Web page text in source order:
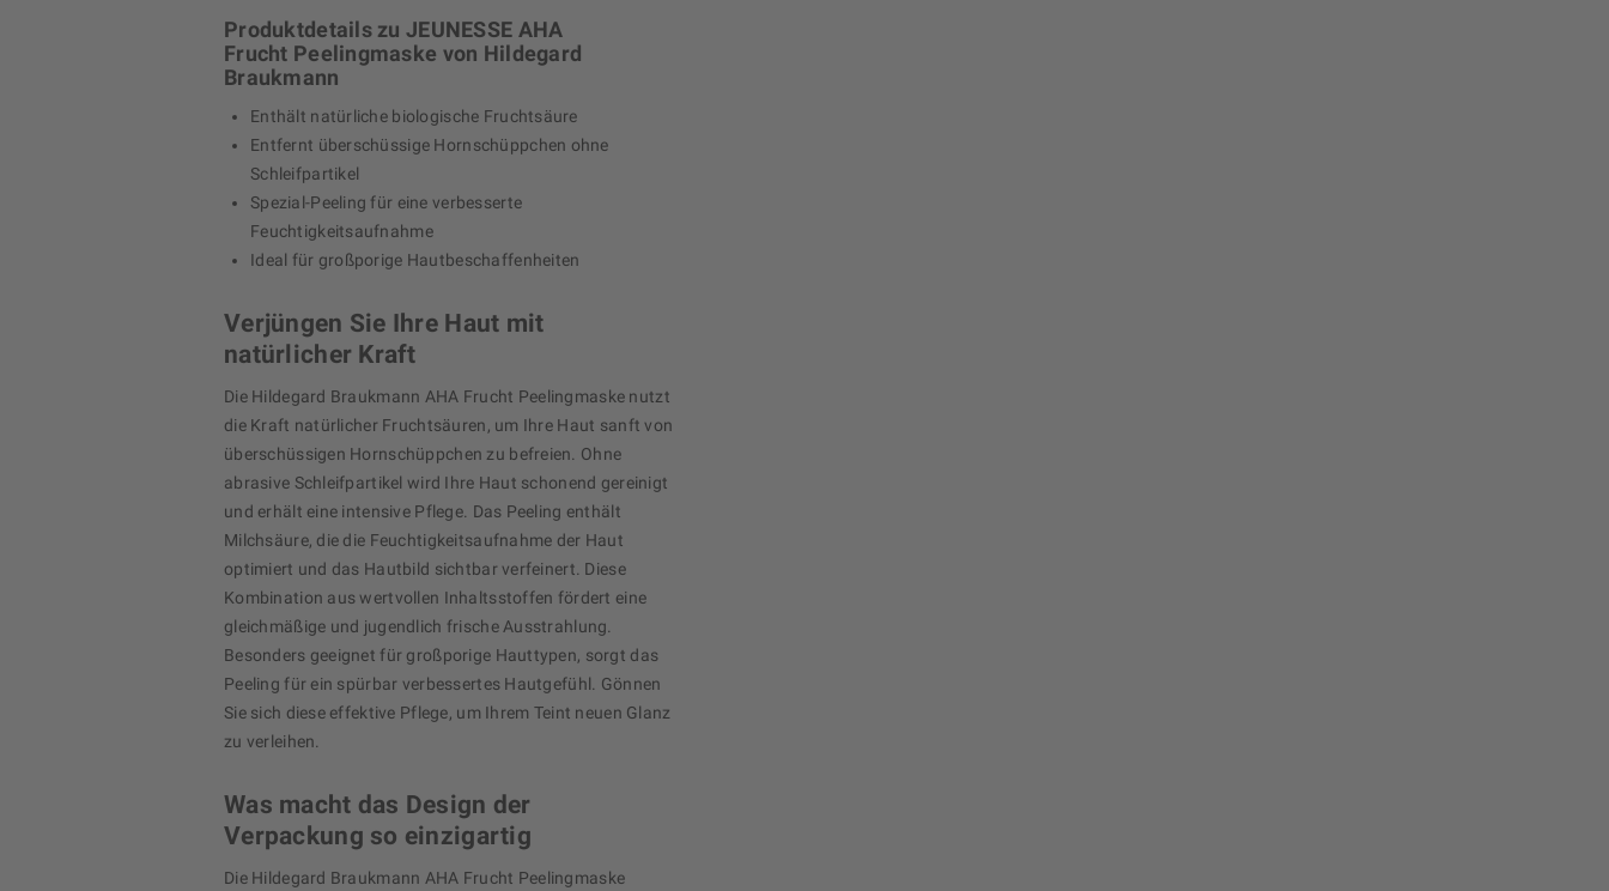
Produktdetails zu JEUNESSE AHA
Frucht Peelingmaske von Hildegard
Braukmann
Enthält natürliche biologische Fruchtsäure
Entfernt überschüssige Hornschüppchen ohne
Schleifpartikel
Spezial-Peeling für eine verbesserte
Feuchtigkeitsaufnahme
Ideal für großporige Hautbeschaffenheiten
Verjüngen Sie Ihre Haut mit
natürlicher Kraft
Die Hildegard Braukmann AHA Frucht Peelingmaske nutzt
die Kraft natürlicher Fruchtsäuren, um Ihre Haut sanft von
überschüssigen Hornschüppchen zu befreien. Ohne
abrasive Schleifpartikel wird Ihre Haut schonend gereinigt
und erhält eine intensive Pflege. Das Peeling enthält
Milchsäure, die die Feuchtigkeitsaufnahme der Haut
optimiert und das Hautbild sichtbar verfeinert. Diese
Kombination aus wertvollen Inhaltsstoffen fördert eine
gleichmäßige und jugendlich frische Ausstrahlung.
Besonders geeignet für großporige Hauttypen, sorgt das
Peeling für ein spürbar verbessertes Hautgefühl. Gönnen
Sie sich diese effektive Pflege, um Ihrem Teint neuen Glanz
zu verleihen.
Was macht das Design der
Verpackung so einzigartig
Die Hildegard Braukmann AHA Frucht Peelingmaske